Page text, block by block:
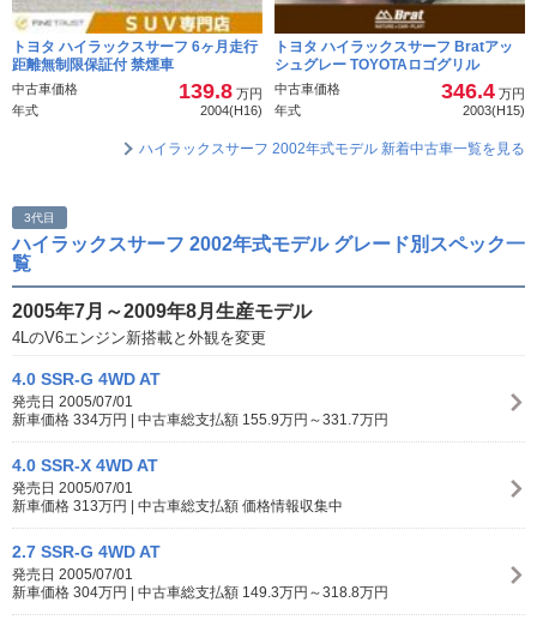
トヨタ ハイラックスサーフ 6ヶ月走行
距離無制限保証付 禁煙車
中古車価格 139.8 万円
年式
2004(H16)
トヨタ ハイラックスサーフ Bratアッ
シュグレー TOYOTAロゴグリル
中古車価格 346.4 万円
年式
2003(H15)
ハイラックスサーフ 2002年式モデル 新着中古車一覧を見る
3代目
ハイラックスサーフ 2002年式モデル グレード別スペック一
覧
2005年7月～2009年8月生産モデル
4LのV6エンジン新搭載と外観を変更
4.0 SSR-G 4WD AT
発売日 2005/07/01
新車価格 334万円 | 中古車総支払額 155.9万円～331.7万円
4.0 SSR-X 4WD AT
発売日 2005/07/01
新車価格 313万円 | 中古車総支払額 価格情報収集中
2.7 SSR-G 4WD AT
発売日 2005/07/01
新車価格 304万円 | 中古車総支払額 149.3万円～318.8万円